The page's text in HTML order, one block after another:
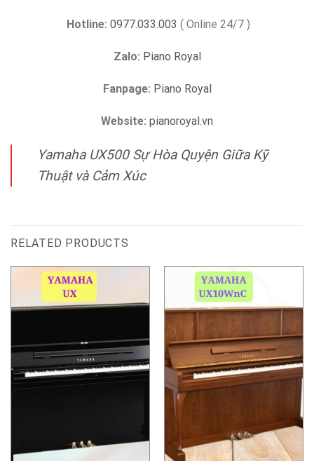
Hotline: 0977.033.003 ( Online 24/7 )
Zalo: Piano Royal
Fanpage: Piano Royal
Website: pianoroyal.vn
Yamaha UX500 Sự Hòa Quyện Giữa Kỹ
Thuật và Cảm Xúc
RELATED PRODUCTS